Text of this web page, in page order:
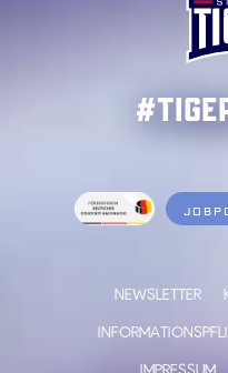
NEWSLETTER
IMPRESSUM